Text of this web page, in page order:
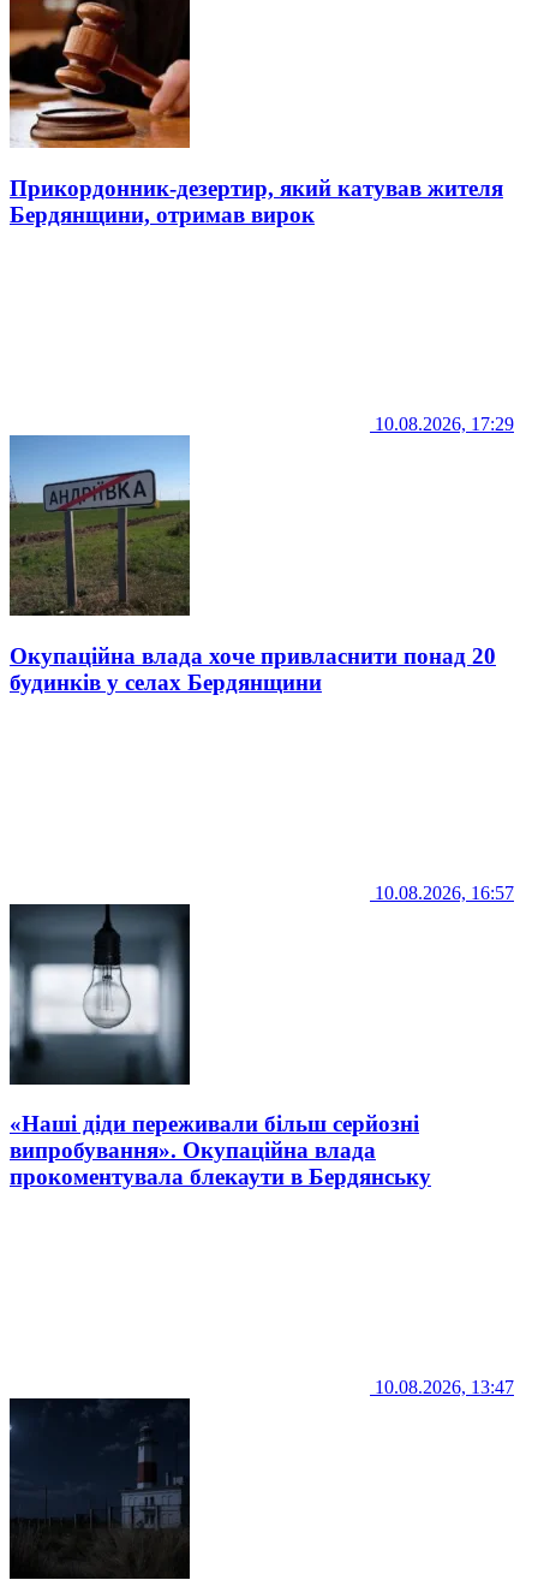
Прикордонник-дезертир, який катував жителя
Бердянщини, отримав вирок
10.08.2026, 17:29
Окупаційна влада хоче привласнити понад 20
будинків у селах Бердянщини
10.08.2026, 16:57
«Наші діди переживали більш серйозні
випробування». Окупаційна влада
прокоментувала блекаути в Бердянську
10.08.2026, 13:47